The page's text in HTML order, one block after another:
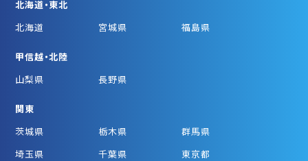
北海道・東北
北海道
宮城県 福島県
甲信越・北陸
山梨県
長野県
関東
茨城県
栃木県
群馬県
埼玉県
千葉県
東京都